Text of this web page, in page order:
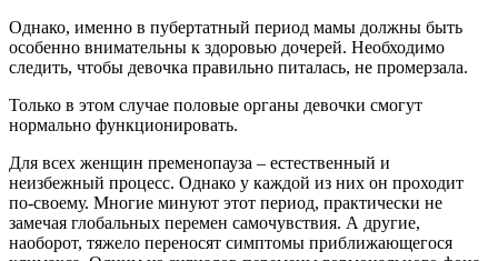
Однако, именно в пубертатный период мамы должны быть
особенно внимательны к здоровью дочерей. Необходимо
следить, чтобы девочка правильно питалась, не промерзала.
Только в этом случае половые органы девочки смогут
нормально функционировать.
Для всех женщин пременопауза – естественный и
неизбежный процесс. Однако у каждой из них он проходит
по-своему. Многие минуют этот период, практически не
замечая глобальных перемен самочувствия. А другие,
наоборот, тяжело переносят симптомы приближающегося